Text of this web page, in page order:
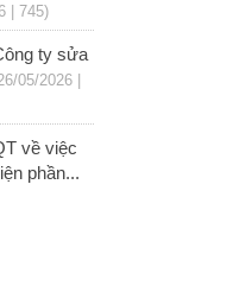
| 745)
ty sửa
05/2026 |
về việc
phần...